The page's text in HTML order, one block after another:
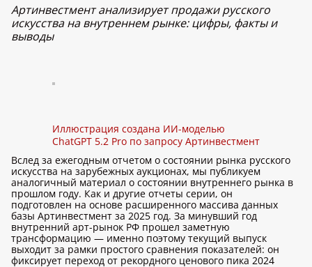
Артинвестмент анализирует продажи русского
искусства на внутреннем рынке: цифры, факты и
выводы
Иллюстрация создана ИИ-моделью
ChatGPT 5.2 Pro по запросу Артинвестмент
Вслед за ежегодным отчетом о состоянии рынка русского
искусства на зарубежных аукционах, мы публикуем
аналогичный материал о состоянии внутреннего рынка в
прошлом году. Как и другие отчеты серии, он
подготовлен на основе расширенного массива данных
базы Артинвестмент за 2025 год. За минувший год
внутренний арт-рынок РФ прошел заметную
трансформацию — именно поэтому текущий выпуск
выходит за рамки простого сравнения показателей: он
фиксирует переход от рекордного ценового пика 2024